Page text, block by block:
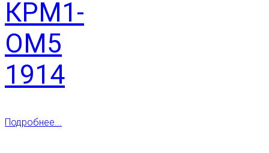
КРМ1-
ОМ5
1914
Подробнее...